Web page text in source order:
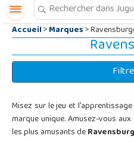
Accueil>Marques>
Misez sur le jeu et
marque unique. Amusez-vous
les plus amusants de